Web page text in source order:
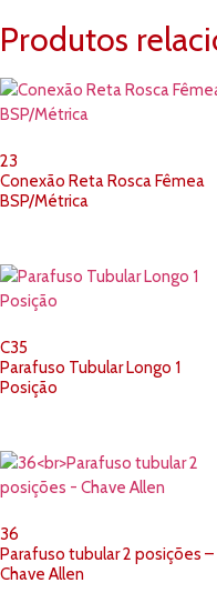
Produtos
23
Conexão Reta Rosca Fêmea
BSP/Métrica
C35
Parafuso Tubular Longo 1
Posição
36
Parafuso tubular 2 posições –
Chave Allen